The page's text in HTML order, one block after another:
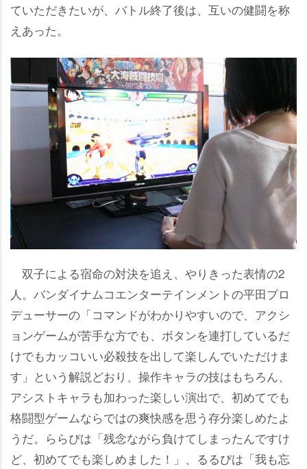
ていただきたいが、バトル終了後は、互いの健闘を称
えあった。
双子による宿命の対決を追え、やりきった表情の2
人。バンダイナムコエンターテインメントの平田プロ
デューサーの「コマンドがわかりやすいので、アクシ
ョンゲームが苦手な方でも、ボタンを連打しているだ
けでもカッコいい必殺技を出して楽しんでいただけま
す」という解説どおり、操作キャラの技はもちろん、
アシストキャラも加わった楽しい演出で、初めてでも
格闘型ゲームならではの爽快感を思う存分楽しめたよ
うだ。ららぴは「残念ながら負けてしまったんですけ
ど、初めてでも楽しめました！」、るるぴは「我も忘